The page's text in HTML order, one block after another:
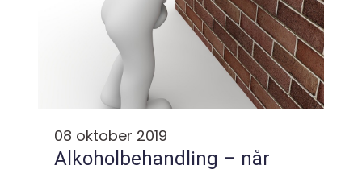
08 oktober 2019
Alkoholbehandling – når